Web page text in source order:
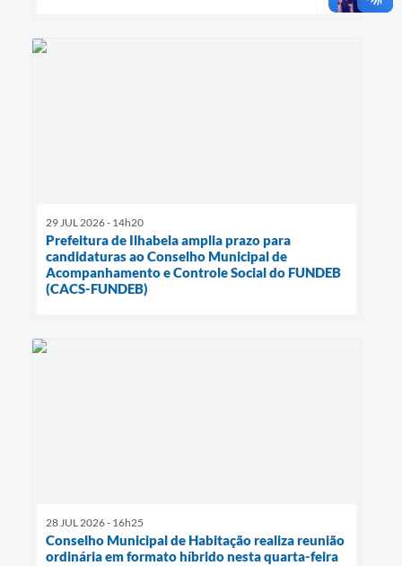
29 JUL 2026 - 14h20
Prefeitura de Ilhabela amplia prazo para
candidaturas ao Conselho Municipal de
Acompanhamento e Controle Social do FUNDEB
(CACS-FUNDEB)
28 JUL 2026 - 16h25
Conselho Municipal de Habitação realiza reunião
ordinária em formato híbrido nesta quarta-feira